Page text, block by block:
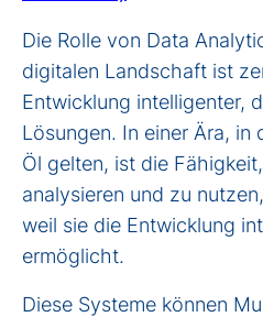
Die Rolle von Data
digitalen Landschaft ist
Entwicklung intelligenter,
Lösungen. In einer Ära, in
Öl gelten, ist die
analysieren und zu
weil sie die Entwicklung
ermöglicht.
Diese Systeme können